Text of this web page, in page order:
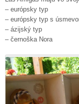
– európsky typ
– európsky typ s
– ázijský typ
– černoška Nora